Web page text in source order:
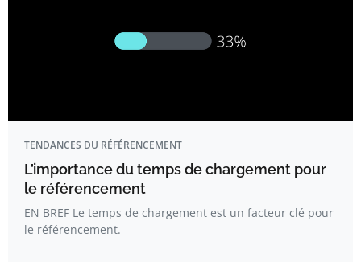
TENDANCES DU RÉFÉRENCEMENT
L’importance du temps de chargement pour
le référencement
EN BREF Le temps de chargement est un facteur clé pour
le référencement.